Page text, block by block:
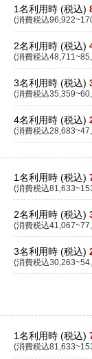
1名利用時 (税込)
(消費税込
2名利用時 (税込)
(消費税込
3名利用時 (税込)
(消費税込
4名利用時 (税込)
(消費税込
1名利用時 (税込)
(消費税込
2名利用時 (税込)
(消費税込
3名利用時 (税込)
(消費税込
1名利用時 (税込)
(消費税込